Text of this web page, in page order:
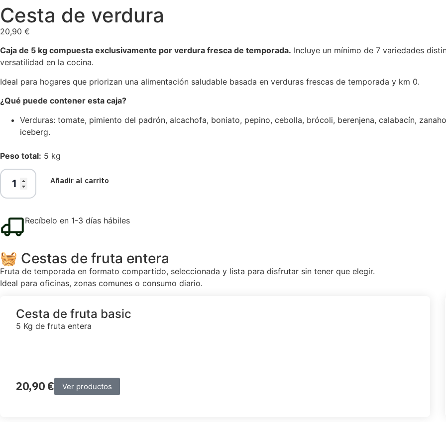
Cesta de verdura
20,90 €
Caja de 5 kg compuesta exclusivamente por verdura fresca de temporada. Incluye un mínimo de 7 variedades
versatilidad en la cocina.
Ideal para hogares que priorizan una alimentación saludable basada en verduras frescas de temporada y km 0.
¿Qué puede contener esta caja?
Verduras: tomate, pimiento del padrón, alcachofa, boniato, pepino, cebolla, brócoli, berenjena, calabacín,
iceberg.
Peso total: 5 kg
Añadir al carrito
Recíbelo en 1-3 días hábiles
🧺 Cestas de fruta entera
Fruta de temporada en formato compartido, seleccionada y lista para disfrutar sin tener que elegir.
Ideal para oficinas, zonas comunes o consumo diario.
Cesta de fruta basic
5 Kg de fruta entera
20,90 € Ver productos